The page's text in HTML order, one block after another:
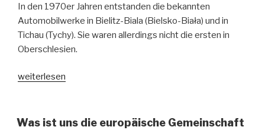
In den 1970er Jahren entstanden die bekannten
Automobilwerke in Bielitz-Biala (Bielsko-Biała) und in
Tichau (Tychy). Sie waren allerdings nicht die ersten in
Oberschlesien.
„Oberschlesien
Rädern“
weiterlesen
Was ist uns die europäische Gemeinschaft